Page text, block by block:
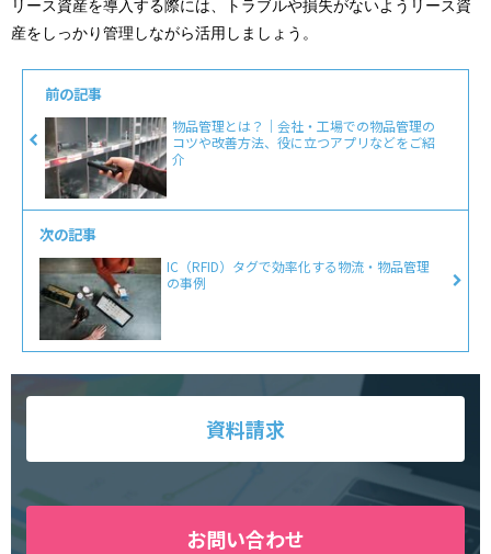
リース資産を導入する際には、トラブルや損失がないようリース資
産をしっかり管理しながら活用しましょう。
前の記事
物品管理とは？｜会社・工場での物品管理の
コツや改善方法、役に立つアプリなどをご紹
介
次の記事
IC（RFID）タグで効率化する物流・物品管理
の事例
資料請求
お問い合わせ